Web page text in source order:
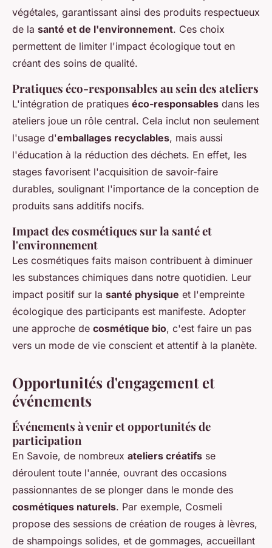
végétales, garantissant ainsi des produits respectueux
de la santé et de l'environnement. Ces choix
permettent de limiter l'impact écologique tout en
créant des soins de qualité.
Pratiques éco-responsables au sein des ateliers
L'intégration de pratiques éco-responsables dans les
ateliers joue un rôle central. Cela inclut non seulement
l'usage d'emballages recyclables, mais aussi
l'éducation à la réduction des déchets. En effet, les
stages favorisent l'acquisition de savoir-faire
durables, soulignant l'importance de la conception de
produits sans additifs nocifs.
Impact des cosmétiques sur la santé et
l'environnement
Les cosmétiques faits maison contribuent à diminuer
les substances chimiques dans notre quotidien. Leur
impact positif sur la santé physique et l'empreinte
écologique des participants est manifeste. Adopter
une approche de cosmétique bio, c'est faire un pas
vers un mode de vie conscient et attentif à la planète.
Opportunités d'engagement et
événements
Événements à venir et opportunités de
participation
En Savoie, de nombreux ateliers créatifs se
déroulent toute l'année, ouvrant des occasions
passionnantes de se plonger dans le monde des
cosmétiques naturels. Par exemple, Cosmeli
propose des sessions de création de rouges à lèvres,
de shampoings solides, et de gommages, accueillant